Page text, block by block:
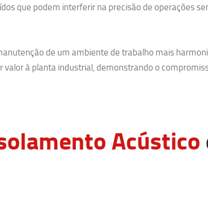
que podem interferir na precisão de operações
de um ambiente de trabalho mais
à planta industrial, demonstrando o
Acústico